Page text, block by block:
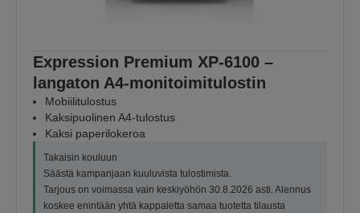
Expression Premium XP-6100 –
langaton A4-monitoimitulostin
Mobiilitulostus
Kaksipuolinen A4-tulostus
Kaksi paperilokeroa
Takaisin kouluun
Säästä kampanjaan kuuluvista tulostimista.
Tarjous on voimassa vain keskiyöhön 30.8.2026 asti. Alennus
koskee enintään yhtä kappaletta samaa tuotetta tilausta